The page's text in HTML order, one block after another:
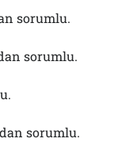
sorumlu.
sorumlu.
sorumlu.